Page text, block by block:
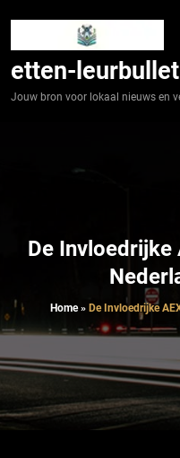
etten-
Jouw bron voor lokaal nieuws en
De Invloedrijke
Home» De Invloedrijke